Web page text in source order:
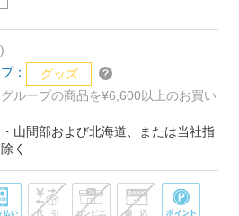
：
グッズ
グループの商品を¥6,600以上のお買い
山間部および北海道、または当社指
く